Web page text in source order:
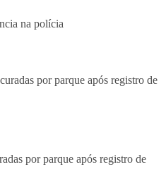
na polícia
por parque após registro de